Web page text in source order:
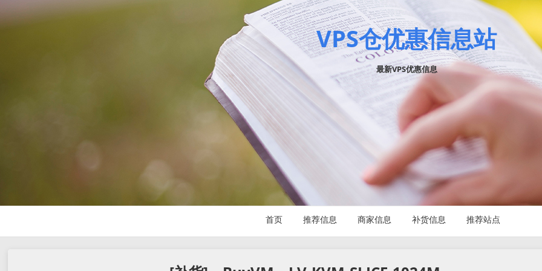
VPS仓优惠信息站
最新VPS优惠信息
首页 推荐信息 商家信息 补货信息 推荐站点